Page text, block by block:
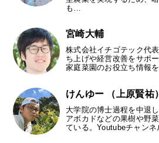
も…
宮崎大輔
株式会社イチゴテック代
ち上げや経営改善をサポ
家庭菜園のお役立ち情報
けんゆー （上原賢祐）
大学院の博士過程を中退
アボカドなどの果樹や野
ている。Youtubeチャン